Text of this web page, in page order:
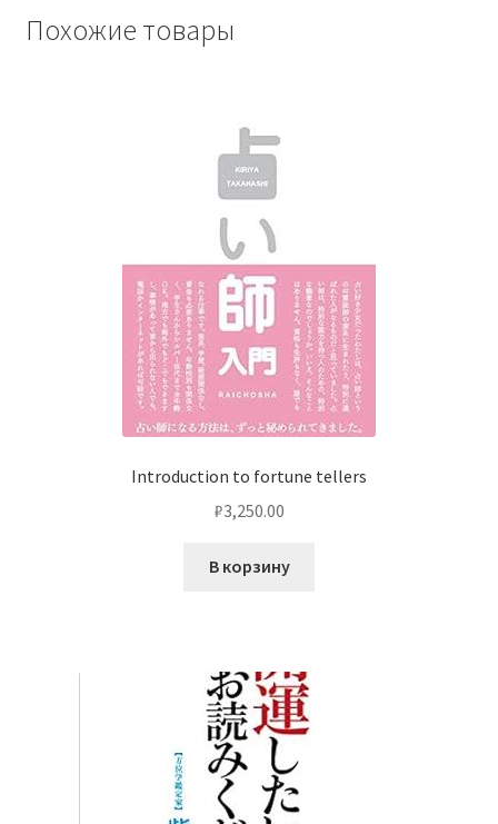
Похожие товары
Introduction to fortune tellers
₽3,250.00
В корзину